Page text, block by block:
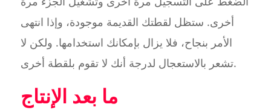
أخرى. ستظل لقطتك القديمة موجودة، وإذا انتهى
الأمر بنجاح، فلا يزال بإمكانك استخدامها. ولكن لا
تشعر بالاستعجال لدرجة أنك لا تقوم بلقطة أخرى.
ما بعد الإنتاج